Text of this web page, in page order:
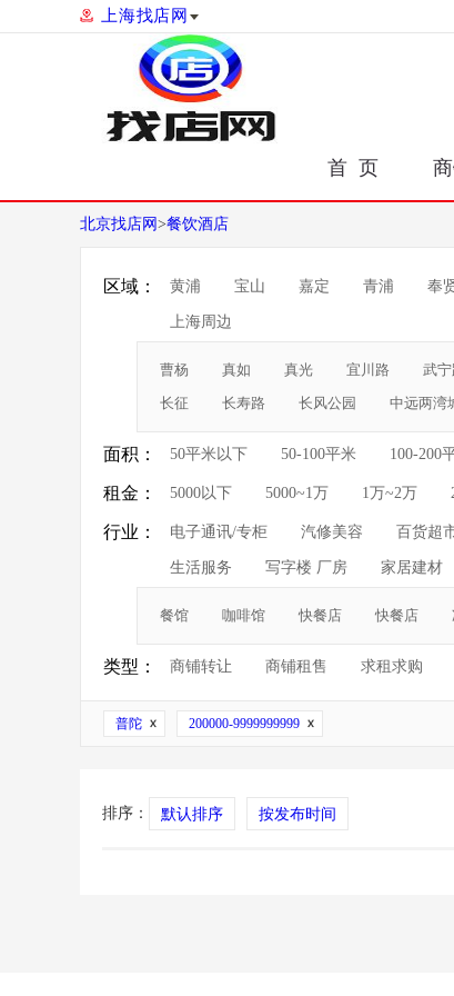
上海找店网
首 页
北京找店网 >餐饮酒店
区域： 黄浦 宝山 嘉定 青浦 奉
上海周边
曹杨 真如 真光 宜川路 武
长征
长寿路 长风公园 中远两湾
面积： 50平米以下 50-100平米 100-200
租金： 5000以下 5000~1万 1万~2万
行业： 电子通讯/专柜 汽修美容 百货超
生活服务 写字楼 厂房 家居建材
餐馆 咖啡馆 快餐店 快餐店
类型： 商铺转让 商铺租售 求租求购
普陀 200000-9999999999
排序： 默认排序 按发布时间